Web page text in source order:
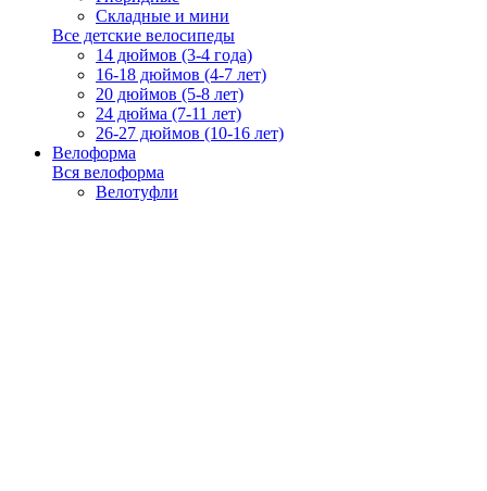
Складные и мини
Все детские велосипеды
14 дюймов (3-4 года)
16-18 дюймов (4-7 лет)
20 дюймов (5-8 лет)
24 дюйма (7-11 лет)
26-27 дюймов (10-16 лет)
Велоформа
Вся велоформа
Велотуфли